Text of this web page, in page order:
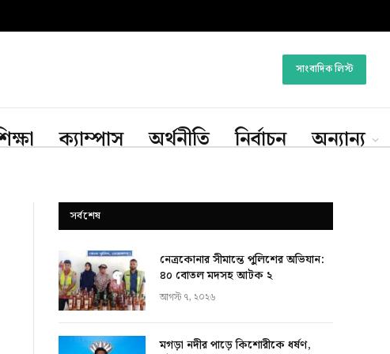
সাংবাদিক লিস্ট
ক্যাম্পাস অর্থনীতি নির্বাচন অন্যান্য
সর্বশেষ
নেত্রকোনার সীমান্তে পুলিশের অভিযান:
৪০ বোতল মদসহ আটক ২
আগস্ট ৭, ২০২৬
মগড়া নদীর পাড়ে কিশোরীকে ধর্ষণ,